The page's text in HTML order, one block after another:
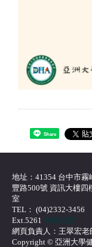
Share
地址：41354 台中市霧
豐路500號 資訊大樓四
室
TEL： (04)2332-3456
Ext.5261聯絡我們
網頁負責人：王翠宏老
Copyright © 亞洲大學